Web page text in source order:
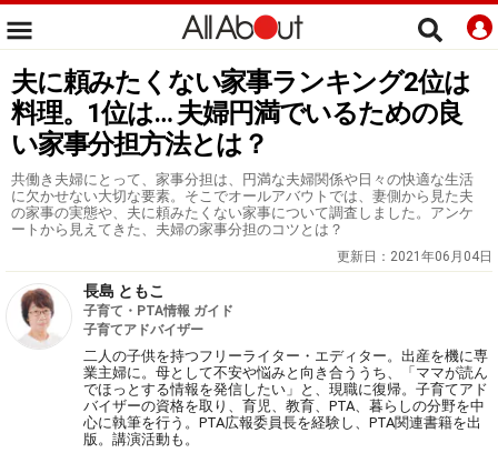
夫に頼みたくない家事ランキング2位は
料理。1位は… 夫婦円満でいるための良
い家事分担方法とは？
共働き夫婦にとって、家事分担は、円満な夫婦関係や日々の快適な生活
に欠かせない大切な要素。そこでオールアバウトでは、妻側から見た夫
の家事の実態や、夫に頼みたくない家事について調査しました。アンケ
ートから見えてきた、夫婦の家事分担のコツとは？
更新日： 2021年06月04日
長島 ともこ
子育て・PTA情報 ガイド
子育てアドバイザー
二人の子供を持つフリーライター・エディター。出産を機に専
業主婦に。母として不安や悩みと向き合ううち、「ママが読ん
でほっとする情報を発信したい」と、現職に復帰。子育てアド
バイザーの資格を取り、育児、教育、PTA、暮らしの分野を中
心に執筆を行う。PTA広報委員長を経験し、PTA関連書籍を出
版。講演活動も。